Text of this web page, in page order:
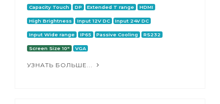
Capacity Touch DP Extended T range HDMI
High Brightness Input 12V DC Input 24V DC
Input Wide range IP65 Passive Cooling RS232
Screen Size 10" VGA
УЗНАТЬ БОЛЬШЕ...